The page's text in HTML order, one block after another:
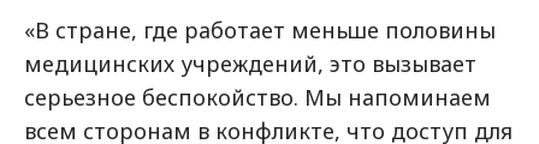
«В стране, где работает меньше половины
медицинских учреждений, это вызывает
серьезное беспокойство. Мы напоминаем
всем сторонам в конфликте, что доступ для